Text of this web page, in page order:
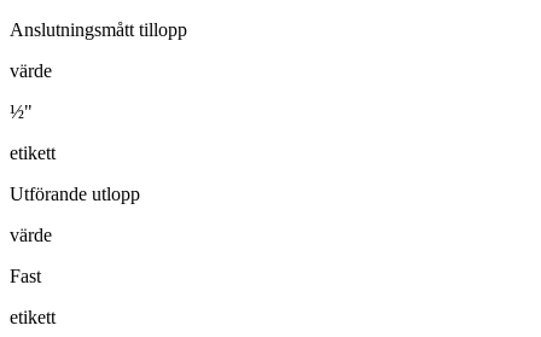
Anslutningsmått tillopp
värde
½"
etikett
Utförande utlopp
värde
Fast
etikett